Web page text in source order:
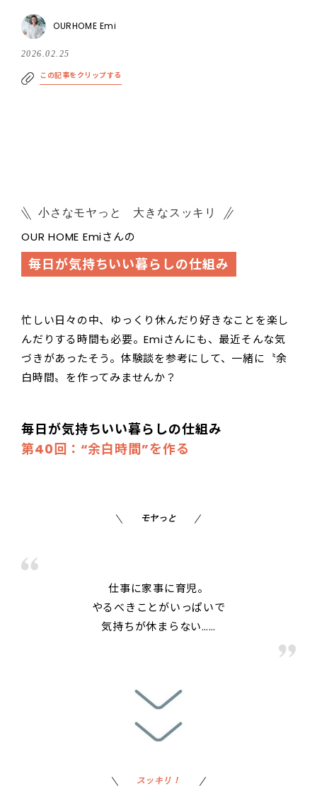
OURHOME Emi
2026.02.25
この記事をクリップする
小さなモヤっと 大きなスッキリ
OUR HOME Emiさんの
毎日が気持ちいい暮らしの仕組み
忙しい日々の中、ゆっくり休んだり好きなことを楽し
んだりする時間も必要。Emiさんにも、最近そんな気
づきがあったそう。体験談を参考にして、一緒に〝余
白時間〟を作ってみませんか？
毎日が気持ちいい暮らしの仕組み
第40回：“余白時間”を作る
モヤっと
仕事に家事に育児。
やるべきことがいっぱいで
気持ちが休まらない……
スッキリ！